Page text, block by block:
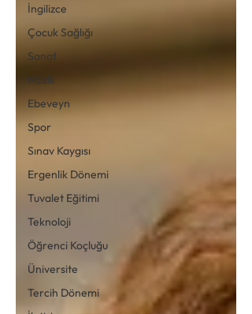
İngilizce
Çocuk Sağlığı
Sanat
Müzik
Ebeveyn
Spor
Sınav Kaygısı
Ergenlik Dönemi
Tuvalet Eğitimi
Teknoloji
Öğrenci Koçluğu
Üniversite
Tercih Dönemi